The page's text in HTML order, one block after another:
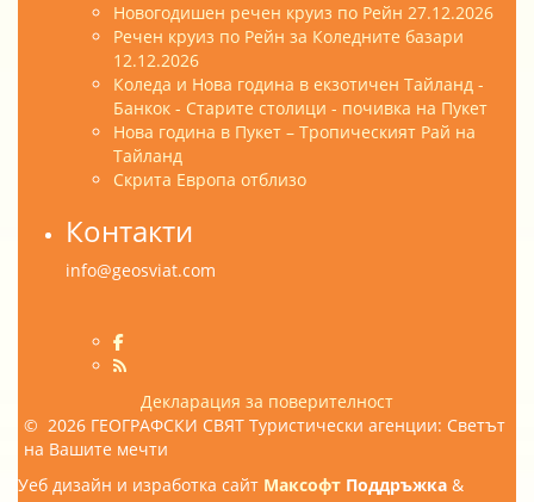
Новогодишен речен круиз по Рейн 27.12.2026
Речен круиз по Рейн за Коледните базари
12.12.2026
Коледа и Нова година в екзотичен Тайланд -
Банкок - Старите столици - почивка на Пукет
Нова година в Пукет – Тропическият Рай на
Тайланд
Скрита Европа отблизо
Контакти
info@geosviat.com
Декларация за поверителност
© 2026 ГЕОГРАФСКИ СВЯТ Туристически агенции: Светът
на Вашите мечти
Уеб дизайн и изработка сайт Максофт Поддръжка &